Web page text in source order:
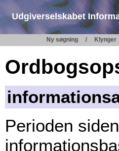
Udgiverselskabet
Ny søgning Klynger
Perioden